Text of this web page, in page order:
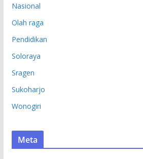
Nasional
Olah raga
Pendidikan
Soloraya
Sragen
Sukoharjo
Wonogiri
Meta